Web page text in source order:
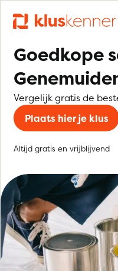
Goedkope
Vergelijk gratis de
Plaats hier je klus
Altijd gratis en vrijblijvend